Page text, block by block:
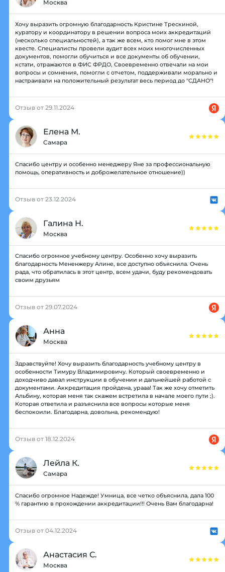
Москва
Хочу выразить огромную благодарность Кристине Трескиной,
куратору и координатору в решении вопроса моих аккредитаций
(несколько специальностей), а так же всем, кто помог мне в этом
квесте. Специалисты провели аудит всех моих многочисленных
документов, помогли обучиться и все документы об обучении,
кстати, отражаются в ФИС ФРДО, Своевременно отвечали на мои
вопросы и сомнения, помогли с отчетом, поддерживали морально и
настраивали на положительный результат весь период до "СДАНО"!
Отзыв от 29.11.2024
Елена М.
Самара
Спасибо центру и особенно менеджеру Яне за профессиональную
помощь, оперативность и доброжелательное отношение))
Отзыв от 23.12.2024
Галина Н.
Москва
Спасибо огромное учебному центру. Особенно хочу выразить
благодарность Мененжеру Алине, все доступно объяснила. Очень
рада, что обратилась в этот центр, всем удачи, буду рекомендовать
своим друзьям
Отзыв от 29.07.2024
Анна
Москва
Здравствуйте! Хочу выразить благодарность учебному центру в
особенности Тимуру Владимировичу. Который своевременно и
доходчиво давал инструкции в обучении и дальнейшей работой с
документами. Аккредитация пройдена, урааа! Так же хочу отметить
Альбину, которая меня так скажем встретила в начале моего пути ;).
Которая ответила и разъяснила все вопросы которые меня
беспокоили. Благодарна, довольна, рекомендую!
Отзыв от 18.12.2024
Лейла К.
Самара
Спасибо огромное Надежде! Умница, все четко объяснила, дала 100
% гарантию в прохождении аккредитации!!! Очень Вам благодарна!
Отзыв от 04.12.2024
Анастасия С.
Москва